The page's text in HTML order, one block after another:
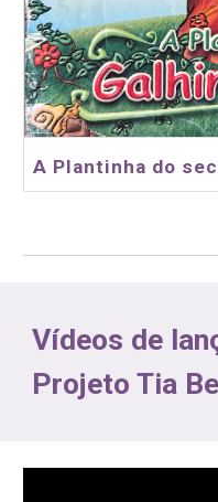
A Plantinha do
Vídeos de
Projeto Tia